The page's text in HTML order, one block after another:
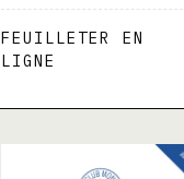
FEUILLETER EN
LIGNE